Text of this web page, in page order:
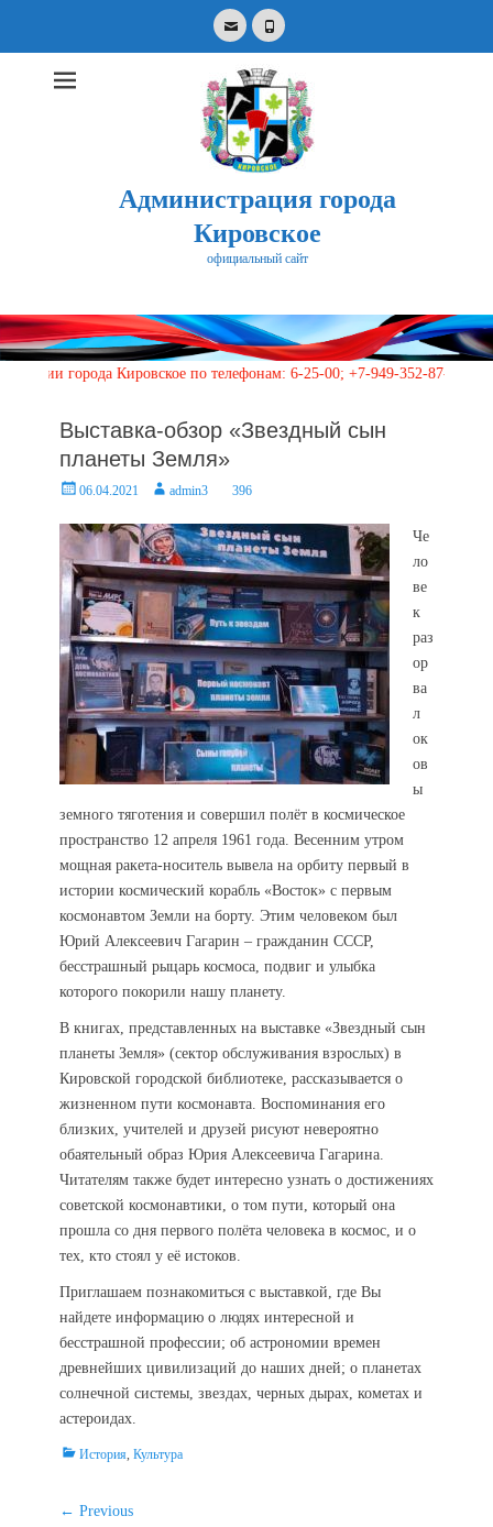
EmailPhone
Администрация города
Кировское
официальный сайт
for:
Кировское по телефонам: 6-25-00; +7-949-352-87-40, 113
Выставка-обзор «Звездный сын
планеты Земля»
Posted06.04.2021 Authoradmin3 396
Че
ло
ве
к
раз
ор
ва
л
ок
ов
ы
земного тяготения и совершил полёт в космическое
пространство 12 апреля 1961 года. Весенним утром
мощная ракета-носитель вывела на орбиту первый в
истории космический корабль «Восток» с первым
космонавтом Земли на борту. Этим человеком был
Юрий Алексеевич Гагарин – гражданин СССР,
бесстрашный рыцарь космоса, подвиг и улыбка
которого покорили нашу планету.
В книгах, представленных на выставке «Звездный сын
планеты Земля» (сектор обслуживания взрослых) в
Кировской городской библиотеке, рассказывается о
жизненном пути космонавта. Воспоминания его
близких, учителей и друзей рисуют невероятно
обаятельный образ Юрия Алексеевича Гагарина.
Читателям также будет интересно узнать о достижениях
советской космонавтики, о том пути, который она
прошла со дня первого полёта человека в космос, и о
тех, кто стоял у её истоков.
Приглашаем познакомиться с выставкой, где Вы
найдете информацию о людях интересной и
бесстрашной профессии; об астрономии времен
древнейших цивилизаций до наших дней; о планетах
солнечной системы, звездах, черных дырах, кометах и
астероидах.
Categories
История, Культура
Навигация
← Previous